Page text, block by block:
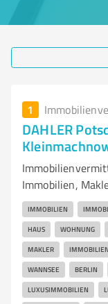
1
DAHLER
Immobilien,
IMMOBILIEN
HAUS WOHNUNG
MAKLER
WANNSEE BERLIN
LUXUSIMMOBILIEN